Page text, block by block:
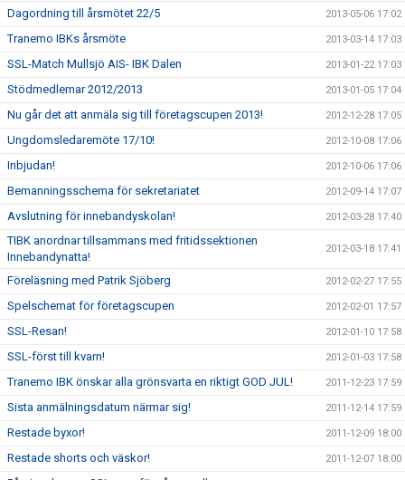
Dagordning till årsmötet 22/5 2013-05-06 17:02
Tranemo IBKs årsmöte 2013-03-14 17:03
SSL-Match Mullsjö AIS- IBK Dalen 2013-01-22 17:03
Stödmedlemar 2012/2013 2013-01-05 17:04
Nu går det att anmäla sig till företagscupen 2013! 2012-12-28 17:05
Ungdomsledaremöte 17/10! 2012-10-08 17:06
Inbjudan! 2012-10-06 17:06
Bemanningsschema för sekretariatet 2012-09-14 17:07
Avslutning för innebandyskolan! 2012-03-28 17:40
TIBK anordnar tillsammans med fritidssektionen
Innebandynatta!
2012-03-18 17:41
Föreläsning med Patrik Sjöberg 2012-02-27 17:55
Spelschemat för företagscupen 2012-02-01 17:57
SSL-Resan! 2012-01-10 17:58
SSL-först till kvarn! 2012-01-03 17:58
Tranemo IBK önskar alla grönsvarta en riktigt GOD JUL! 2011-12-23 17:59
Sista anmälningsdatum närmar sig! 2011-12-14 17:59
Restade byxor! 2011-12-09 18:00
Restade shorts och väskor! 2011-12-07 18:00